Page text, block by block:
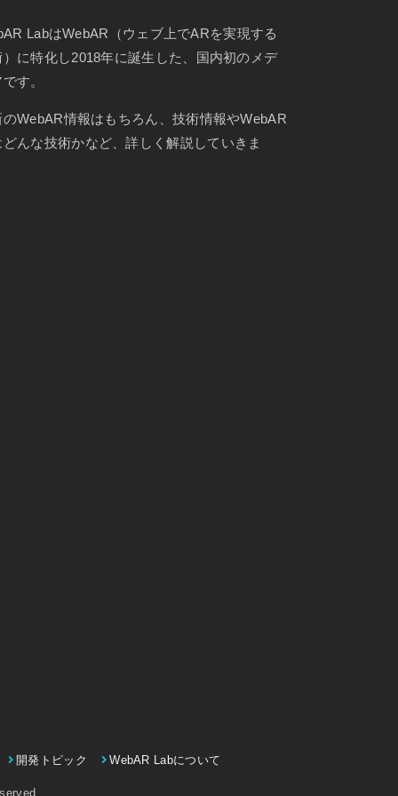
LabはWebAR（ウェブ上でARを実現する
）に特化し2018年に誕生した、国内初のメデ
す。
のWebAR情報はもちろん、技術情報やWebAR
どんな技術かなど、詳しく解説していきま
開発トピック WebAR Labについて